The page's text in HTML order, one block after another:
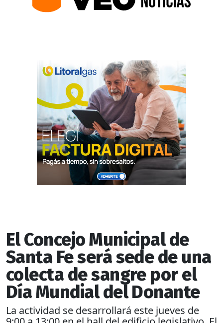
El Concejo Municipal de
Santa Fe será sede de una
colecta de sangre por el
Día Mundial del Donante
La actividad se desarrollará este jueves de